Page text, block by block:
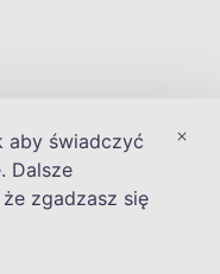
aby świadczyć
Dalsze
zgadzasz się